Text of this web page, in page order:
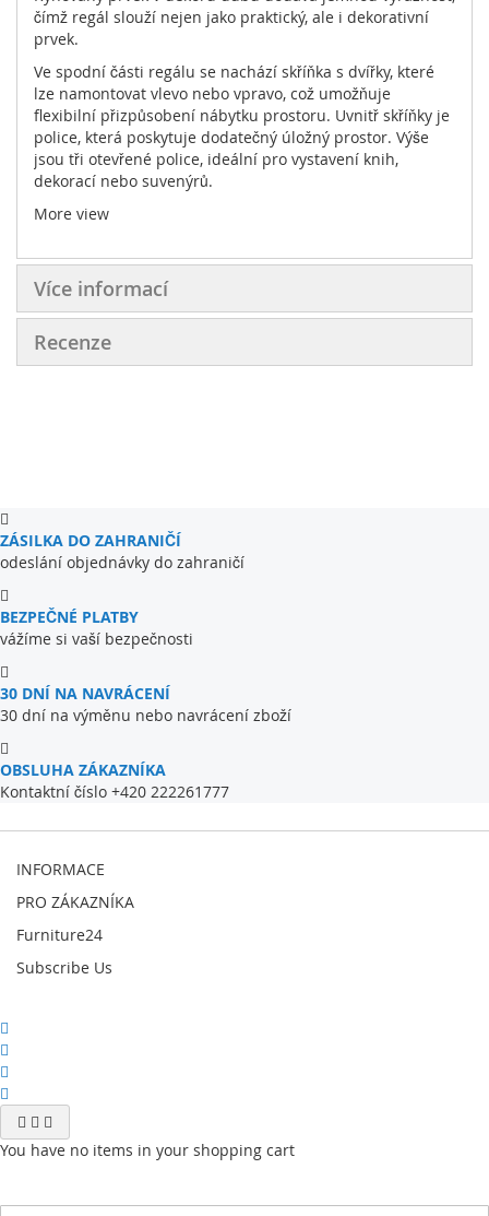
čímž regál slouží nejen jako praktický, ale i dekorativní
prvek.
Ve spodní části regálu se nachází skříňka s dvířky, které
lze namontovat vlevo nebo vpravo, což umožňuje
flexibilní přizpůsobení nábytku prostoru. Uvnitř skříňky je
police, která poskytuje dodatečný úložný prostor. Výše
jsou tři otevřené police, ideální pro vystavení knih,
dekorací nebo suvenýrů.
Díky pevné konstrukci z laminované desky a MDF spojuje
ladí s ostatním nábytkem z kolekceG-TE. Je to ideální
řešení pro ty, kteří oceňují estetiku a funkčnost v jednom.
More view
Více informací
Recenze
ZÁSILKA DO ZAHRANIČÍ
odeslání objednávky do zahraničí
BEZPEČNÉ PLATBY
vážíme si vaší bezpečnosti
30 DNÍ NA NAVRÁCENÍ
30 dní na výměnu nebo navrácení zboží
OBSLUHA ZÁKAZNÍKA
Kontaktní číslo +420 222261777
INFORMACE
PRO ZÁKAZNÍKA
Furniture24
Subscribe Us
You have no items in your shopping cart